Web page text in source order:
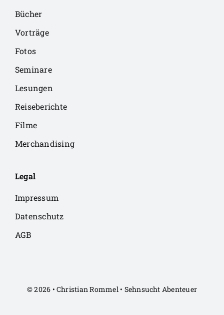
Bücher
Vorträge
Fotos
Seminare
Lesungen
Reiseberichte
Filme
Merchandising
Legal
Impressum
Datenschutz
AGB
© 2026 • Christian Rommel • Sehnsucht Abenteuer